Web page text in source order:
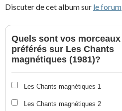
Discuter de cet album sur le forum
Quels sont vos morceaux
préférés sur Les Chants
magnétiques (1981)?
Les Chants magnétiques 1
Les Chants magnétiques 2